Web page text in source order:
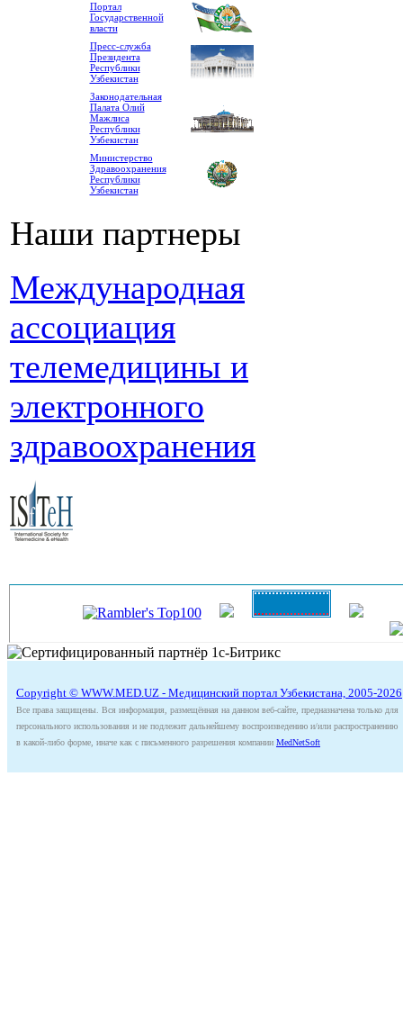
Портал
Государственной
власти
Пресс-служба
Президента
Республики
Узбекистан
Законодательная
Палата Олий
Мажлиса
Республики
Узбекистан
Министерство
Здравоохранения
Республики
Узбекистан
Наши партнеры
Международная
ассоциация
телемедицины и
электронного
здравоохранения
Copyright © WWW.MED.UZ - Медицинский портал Узбекистана, 2005-2026
Все права защищены. Вся информация, размещённая на данном веб-сайте, предназначена только для
персонального использования и не подлежит дальнейшему воспроизведению и/или распространению
в какой-либо форме, иначе как с письменного разрешения компании MedNetSoft